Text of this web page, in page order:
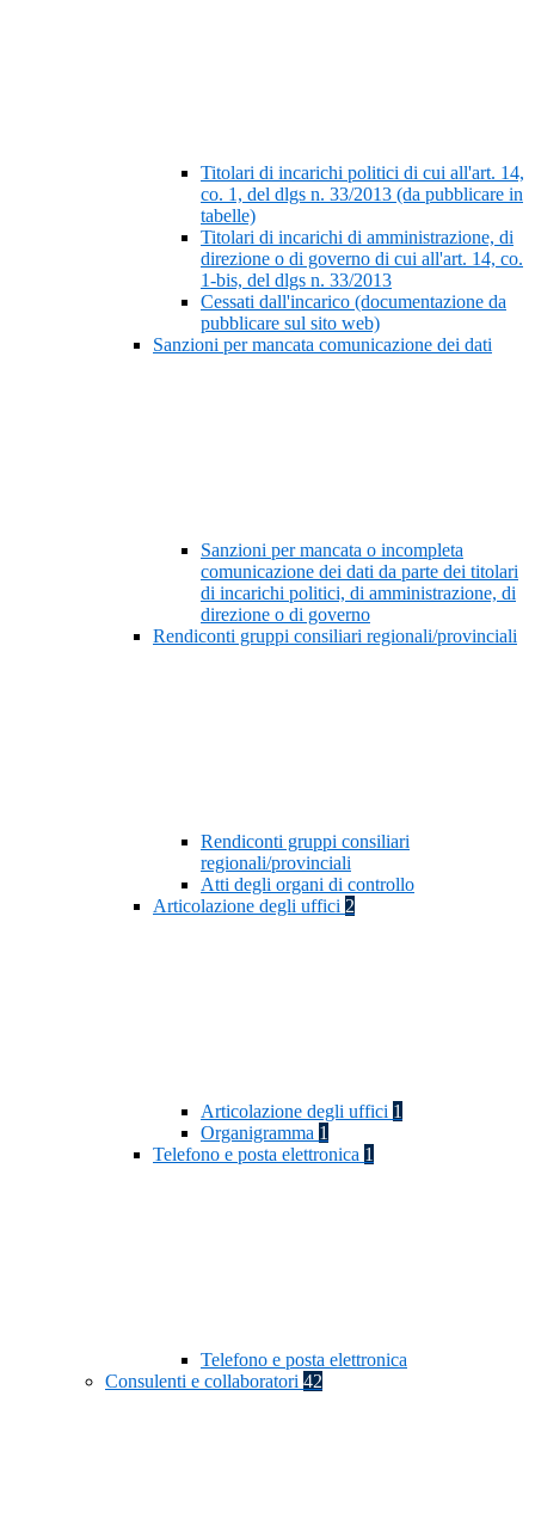
Titolari di incarichi politici di cui all'art. 14,
co. 1, del dlgs n. 33/2013 (da pubblicare in
tabelle)
Titolari di incarichi di amministrazione, di
direzione o di governo di cui all'art. 14, co.
1-bis, del dlgs n. 33/2013
Cessati dall'incarico (documentazione da
pubblicare sul sito web)
Sanzioni per mancata comunicazione dei dati
Sanzioni per mancata o incompleta
comunicazione dei dati da parte dei titolari
di incarichi politici, di amministrazione, di
direzione o di governo
Rendiconti gruppi consiliari regionali/provinciali
Rendiconti gruppi consiliari
regionali/provinciali
Atti degli organi di controllo
Articolazione degli uffici 2
Articolazione degli uffici 1
Organigramma 1
Telefono e posta elettronica 1
Telefono e posta elettronica
Consulenti e collaboratori 42